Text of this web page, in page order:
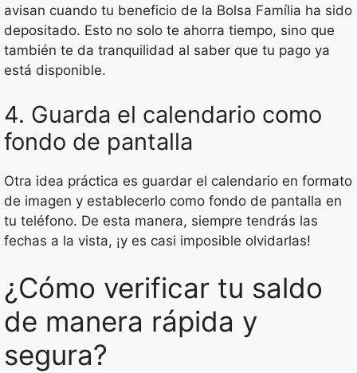
avisan cuando tu beneficio de la Bolsa Família ha sido
depositado. Esto no solo te ahorra tiempo, sino que
también te da tranquilidad al saber que tu pago ya
está disponible.
4. Guarda el calendario como
fondo de pantalla
Otra idea práctica es guardar el calendario en formato
de imagen y establecerlo como fondo de pantalla en
tu teléfono. De esta manera, siempre tendrás las
fechas a la vista, ¡y es casi imposible olvidarlas!
¿Cómo verificar tu saldo
de manera rápida y
segura?